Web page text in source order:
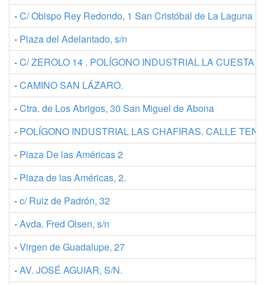
-C/ Obispo Rey Redondo, 1 San Cristóbal de La Laguna
- Plaza del Adelantado, s/n
-C/ ZEROLO 14 . POLÍGONO INDUSTRIAL LA CUESTA
-CAMINO SAN LÁZARO.
-Ctra. de Los Abrigos, 30 San Miguel de Abona
- POLÍGONO INDUSTRIAL LAS CHAFIRAS. CALLE TEN
- Plaza De las Américas 2
- Plaza de las Américas, 2.
-c/ Ruiz de Padrón, 32
-Avda. Fred Olsen, s/n
-Virgen de Guadalupe, 27
-AV. JOSÉ AGUIAR, S/N.